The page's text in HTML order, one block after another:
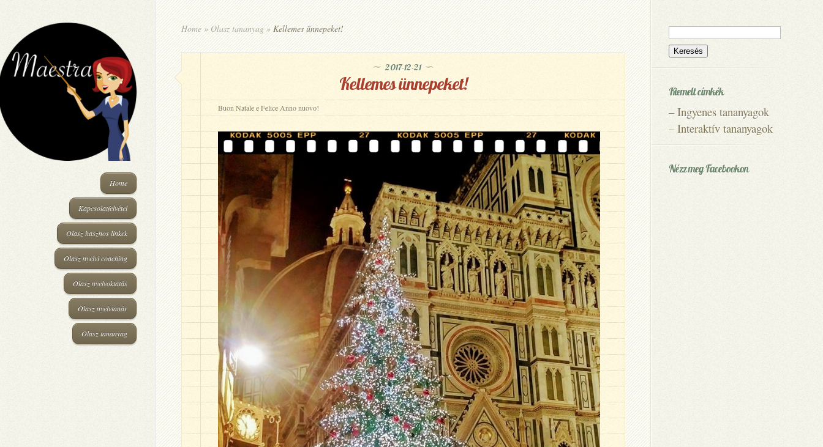
Home
Kapcsolatfelvétel
Olasz hasznos linkek
Olasz nyelvi coaching
Olasz nyelvoktatás
Olasz nyelvtanár
Olasz tananyag
Home » Olasz tananyag »Kellemes ünnepeket!
2017-12-21
Kellemes ünnepeket!
Buon Natale e Felice Anno nuovo!
Keresés:
Kiemelt címkék
–Ingyenes tananyagok
–Interaktív tananyagok
Nézz meg Facebookon